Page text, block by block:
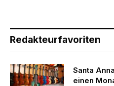
Redakteurfavoriten
Santa
einen